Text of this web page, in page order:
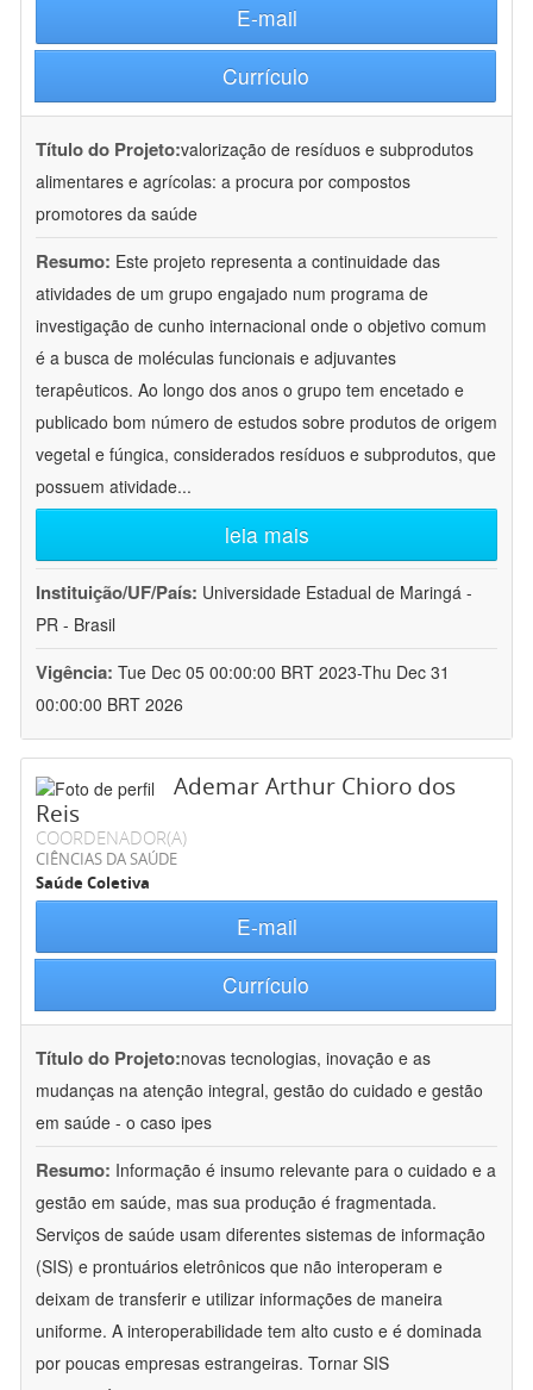
E-mail
Currículo
Título do Projeto:valorização de resíduos e subprodutos
alimentares e agrícolas: a procura por compostos
promotores da saúde
Resumo: Este projeto representa a continuidade das
atividades de um grupo engajado num programa de
investigação de cunho internacional onde o objetivo comum
é a busca de moléculas funcionais e adjuvantes
terapêuticos. Ao longo dos anos o grupo tem encetado e
publicado bom número de estudos sobre produtos de origem
vegetal e fúngica, considerados resíduos e subprodutos, que
possuem atividade...
leia mais
Instituição/UF/País: Universidade Estadual de Maringá -
PR - Brasil
Vigência: Tue Dec 05 00:00:00 BRT 2023-Thu Dec 31
00:00:00 BRT 2026
Ademar Arthur Chioro dos
Reis
COORDENADOR(A)
CIÊNCIAS DA SAÚDE
Saúde Coletiva
E-mail
Currículo
Título do Projeto:novas tecnologias, inovação e as
mudanças na atenção integral, gestão do cuidado e gestão
em saúde - o caso ipes
Resumo: Informação é insumo relevante para o cuidado e a
gestão em saúde, mas sua produção é fragmentada.
Serviços de saúde usam diferentes sistemas de informação
(SIS) e prontuários eletrônicos que não interoperam e
deixam de transferir e utilizar informações de maneira
uniforme. A interoperabilidade tem alto custo e é dominada
por poucas empresas estrangeiras. Tornar SIS